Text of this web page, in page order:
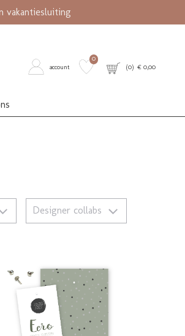
vakantiesluiting
account
0
(0) € 0,00
Designer collabs